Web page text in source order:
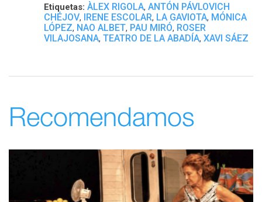
Etiquetas: ÀLEX RIGOLA, ANTÓN PÁVLOVICH
CHÉJOV, IRENE ESCOLAR, LA GAVIOTA, MÓNICA
LÓPEZ, NAO ALBET, PAU MIRÓ, ROSER
VILAJOSANA, TEATRO DE LA ABADÍA, XAVI SÁEZ
Recomendamos